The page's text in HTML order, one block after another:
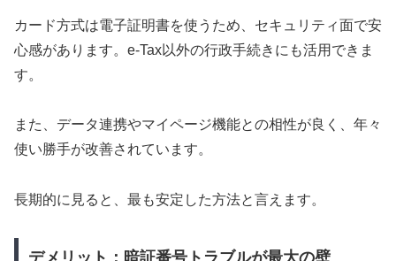
カード方式は電子証明書を使うため、セキュリティ面で安
心感があります。e-Tax以外の行政手続きにも活用できま
す。
また、データ連携やマイページ機能との相性が良く、年々
使い勝手が改善されています。
長期的に見ると、最も安定した方法と言えます。
デメリット：暗証番号トラブルが最大の壁